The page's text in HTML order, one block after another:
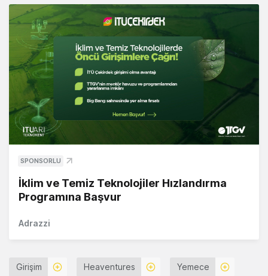
SPONSORLU
İklim ve Temiz Teknolojiler Hızlandırma
Programına Başvur
Adrazzi
Girişim Heaventures Yemece